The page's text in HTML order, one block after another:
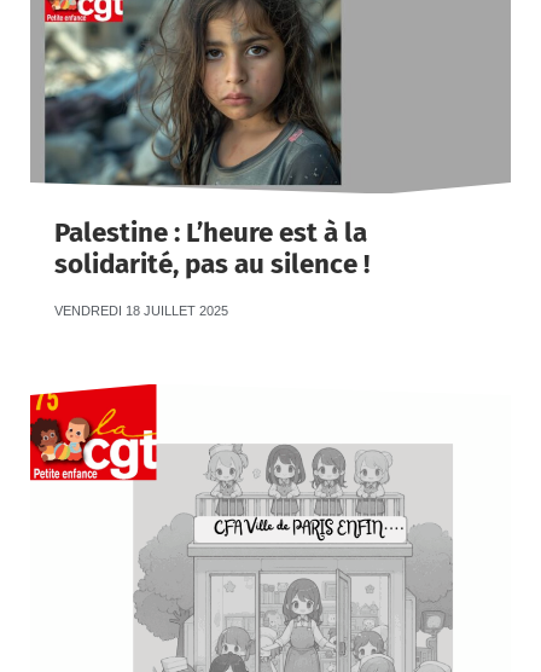
Palestine : L’heure est à la
solidarité, pas au silence !
VENDREDI 18 JUILLET 2025